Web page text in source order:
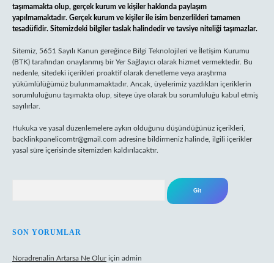
taşımamakta olup, gerçek kurum ve kişiler hakkında paylaşım
yapılmamaktadır. Gerçek kurum ve kişiler ile isim benzerlikleri tamamen
tesadüfidir. Sitemizdeki bilgiler taslak halindedir ve tavsiye niteliği taşımazlar.
Sitemiz, 5651 Sayılı Kanun gereğince Bilgi Teknolojileri ve İletişim Kurumu
(BTK) tarafından onaylanmış bir Yer Sağlayıcı olarak hizmet vermektedir. Bu
nedenle, sitedeki içerikleri proaktif olarak denetleme veya araştırma
yükümlülüğümüz bulunmamaktadır. Ancak, üyelerimiz yazdıkları içeriklerin
sorumluluğunu taşımakta olup, siteye üye olarak bu sorumluluğu kabul etmiş
sayılırlar.
Hukuka ve yasal düzenlemelere aykırı olduğunu düşündüğünüz içerikleri,
backlinkpanelicomtr@gmail.com adresine bildirmeniz halinde, ilgili içerikler
yasal süre içerisinde sitemizden kaldırılacaktır.
SON YORUMLAR
Noradrenalin Artarsa Ne Oluriçin admin